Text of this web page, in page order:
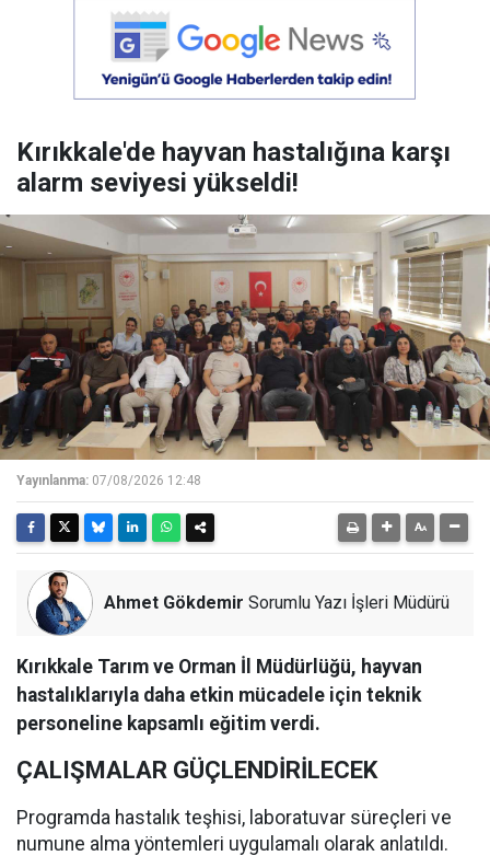
Kırıkkale'de hayvan hastalığına karşı
alarm seviyesi yükseldi!
Yayınlanma: 07/08/2026 12:48
Ahmet Gökdemir Sorumlu Yazı İşleri Müdürü
Kırıkkale Tarım ve Orman İl Müdürlüğü, hayvan
hastalıklarıyla daha etkin mücadele için teknik
personeline kapsamlı eğitim verdi.
ÇALIŞMALAR GÜÇLENDİRİLECEK
Programda hastalık teşhisi, laboratuvar süreçleri ve
numune alma yöntemleri uygulamalı olarak anlatıldı.